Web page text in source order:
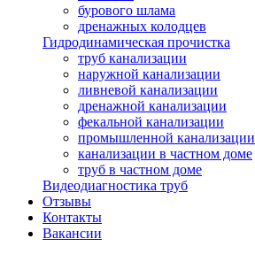
бурового шлама
дренажных колодцев
Гидродинамическая прочистка
труб канализации
наружной канализации
ливневой канализации
дренажной канализации
фекальной канализации
промышленной канализации
канализации в частном доме
труб в частном доме
Видеодиагностика труб
Отзывы
Контакты
Вакансии